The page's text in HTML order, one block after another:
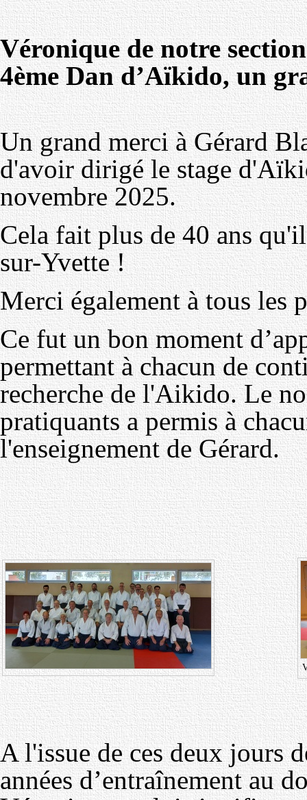
Véronique de notre
4ème Dan d’Aïkido, un
Un grand merci à Gérard
d'avoir dirigé le stage
novembre 2025.
Cela fait plus de 40 ans
sur-Yvette !
Merci également à tous les
Ce fut un bon moment
permettant à chacun de
recherche de l'Aikido. Le
pratiquants a permis à
l'enseignement de Gérard.
A l'issue de ces deux jours
années d’entraînement au